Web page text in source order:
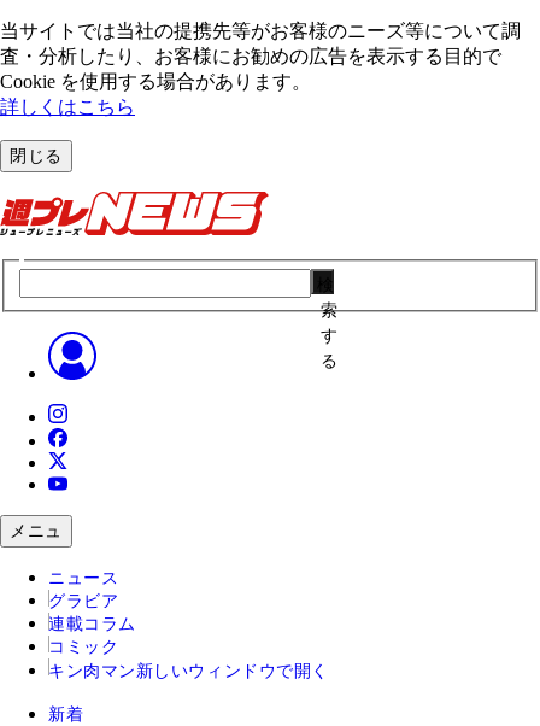
当サイトでは当社の提携先等がお客様のニーズ等について調
査・分析したり、お客様にお勧めの広告を表⽰する⽬的で
Cookie を使⽤する場合があります。
詳しくはこちら
閉じる
索
す
る
メニュ
ニュース
グラビア
連載コラム
コミック
キン肉マン 新しいウィンドウで開く
新着